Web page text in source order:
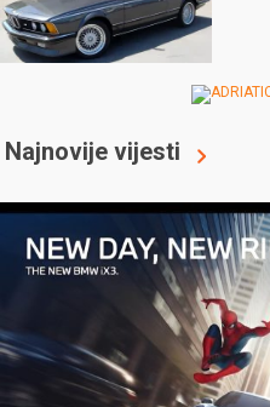
Najnovije vijesti